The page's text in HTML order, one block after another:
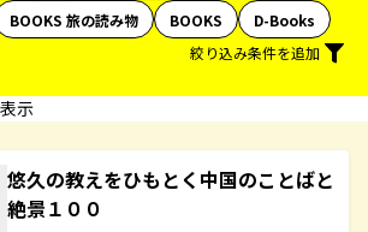
BOOKS 旅の読み物 BOOKS
D-Books
絞り込み条件を追加
示
悠久の教えをひもとく中国のことばと
絶景１００